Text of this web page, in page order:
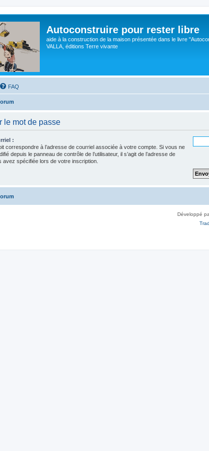
Autoconstruire pour rester libre
aide à la construction de la maison présentée dans le livre
VALLA, éditions Terre vivante
FAQ
le mot de passe
:
correspondre à l’adresse de courriel associée à votre compte. Si vous ne
depuis le panneau de contrôle de l’utilisateur, il s’agit de l’adresse de
avez spécifiée lors de votre inscription.
Développé